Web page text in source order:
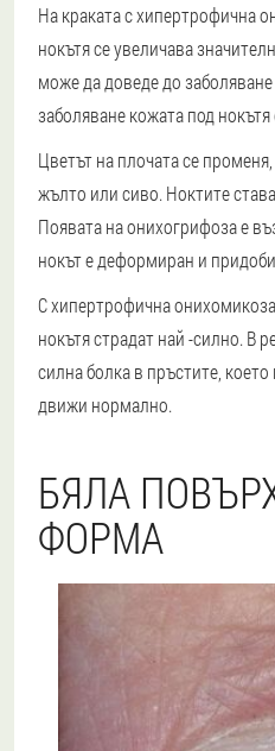
На краката с хипертрофична
нокътя се увеличава
може да доведе до
заболяване кожата под
Цветът на плочата се
жълто или сиво. Ноктите
Появата на онихогрифоза е
нокът е деформиран и
С хипертрофична
нокътя страдат най -силно. В
силна болка в пръстите,
движи нормално.
БЯЛА
ФОРМА